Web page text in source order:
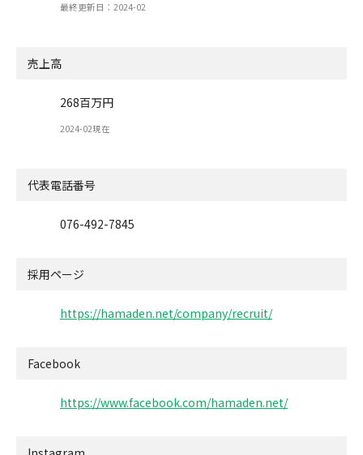
最終更新日：2024-02
売上高
268百万円
2024-02現在
代表電話番号
076-492-7845
採用ページ
https://hamaden.net/company/recruit/
Facebook
https://www.facebook.com/hamaden.net/